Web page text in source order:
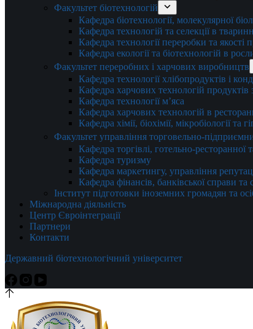
Факультет біотехнологій
Кафедра біотехнології, молекулярної
Кафедра технологій та селекції в
Кафедра технології переробки та якості
Кафедра екології та біотехнологій в
Факультет переробних і харчових виробництв
Кафедра технології хлібопродуктів і
Кафедра харчових технологій
Кафедра технології м’яса
Кафедра харчових технологій в
Кафедра хімії, біохімії, мікробіології та
Факультет управління торговельно-
Кафедра торгівлі, готельно-ресторанної
Кафедра туризму
Кафедра маркетингу, управління
Кафедра фінансів, банківської справи та
Інститут підготовки іноземних громадян та
Міжнародна діяльність
Центр Євроінтеграції
Партнери
Контакти
Державний біотехнологічний університет